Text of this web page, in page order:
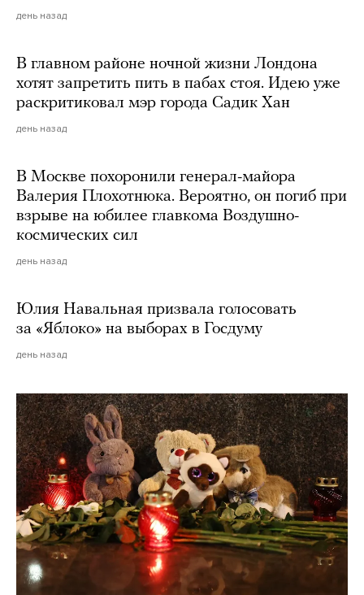
день назад
В главном районе ночной жизни Лондона
хотят запретить пить в пабах стоя. Идею уже
раскритиковал мэр города Садик Хан
день назад
В Москве похоронили генерал-майора
Валерия Плохотнюка. Вероятно, он погиб при
взрыве на юбилее главкома Воздушно-
космических сил
день назад
Юлия Навальная призвала голосовать
за «Яблоко» на выборах в Госдуму
день назад